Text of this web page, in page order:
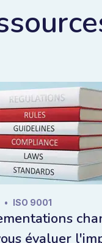
• ISO 9001
évaluer